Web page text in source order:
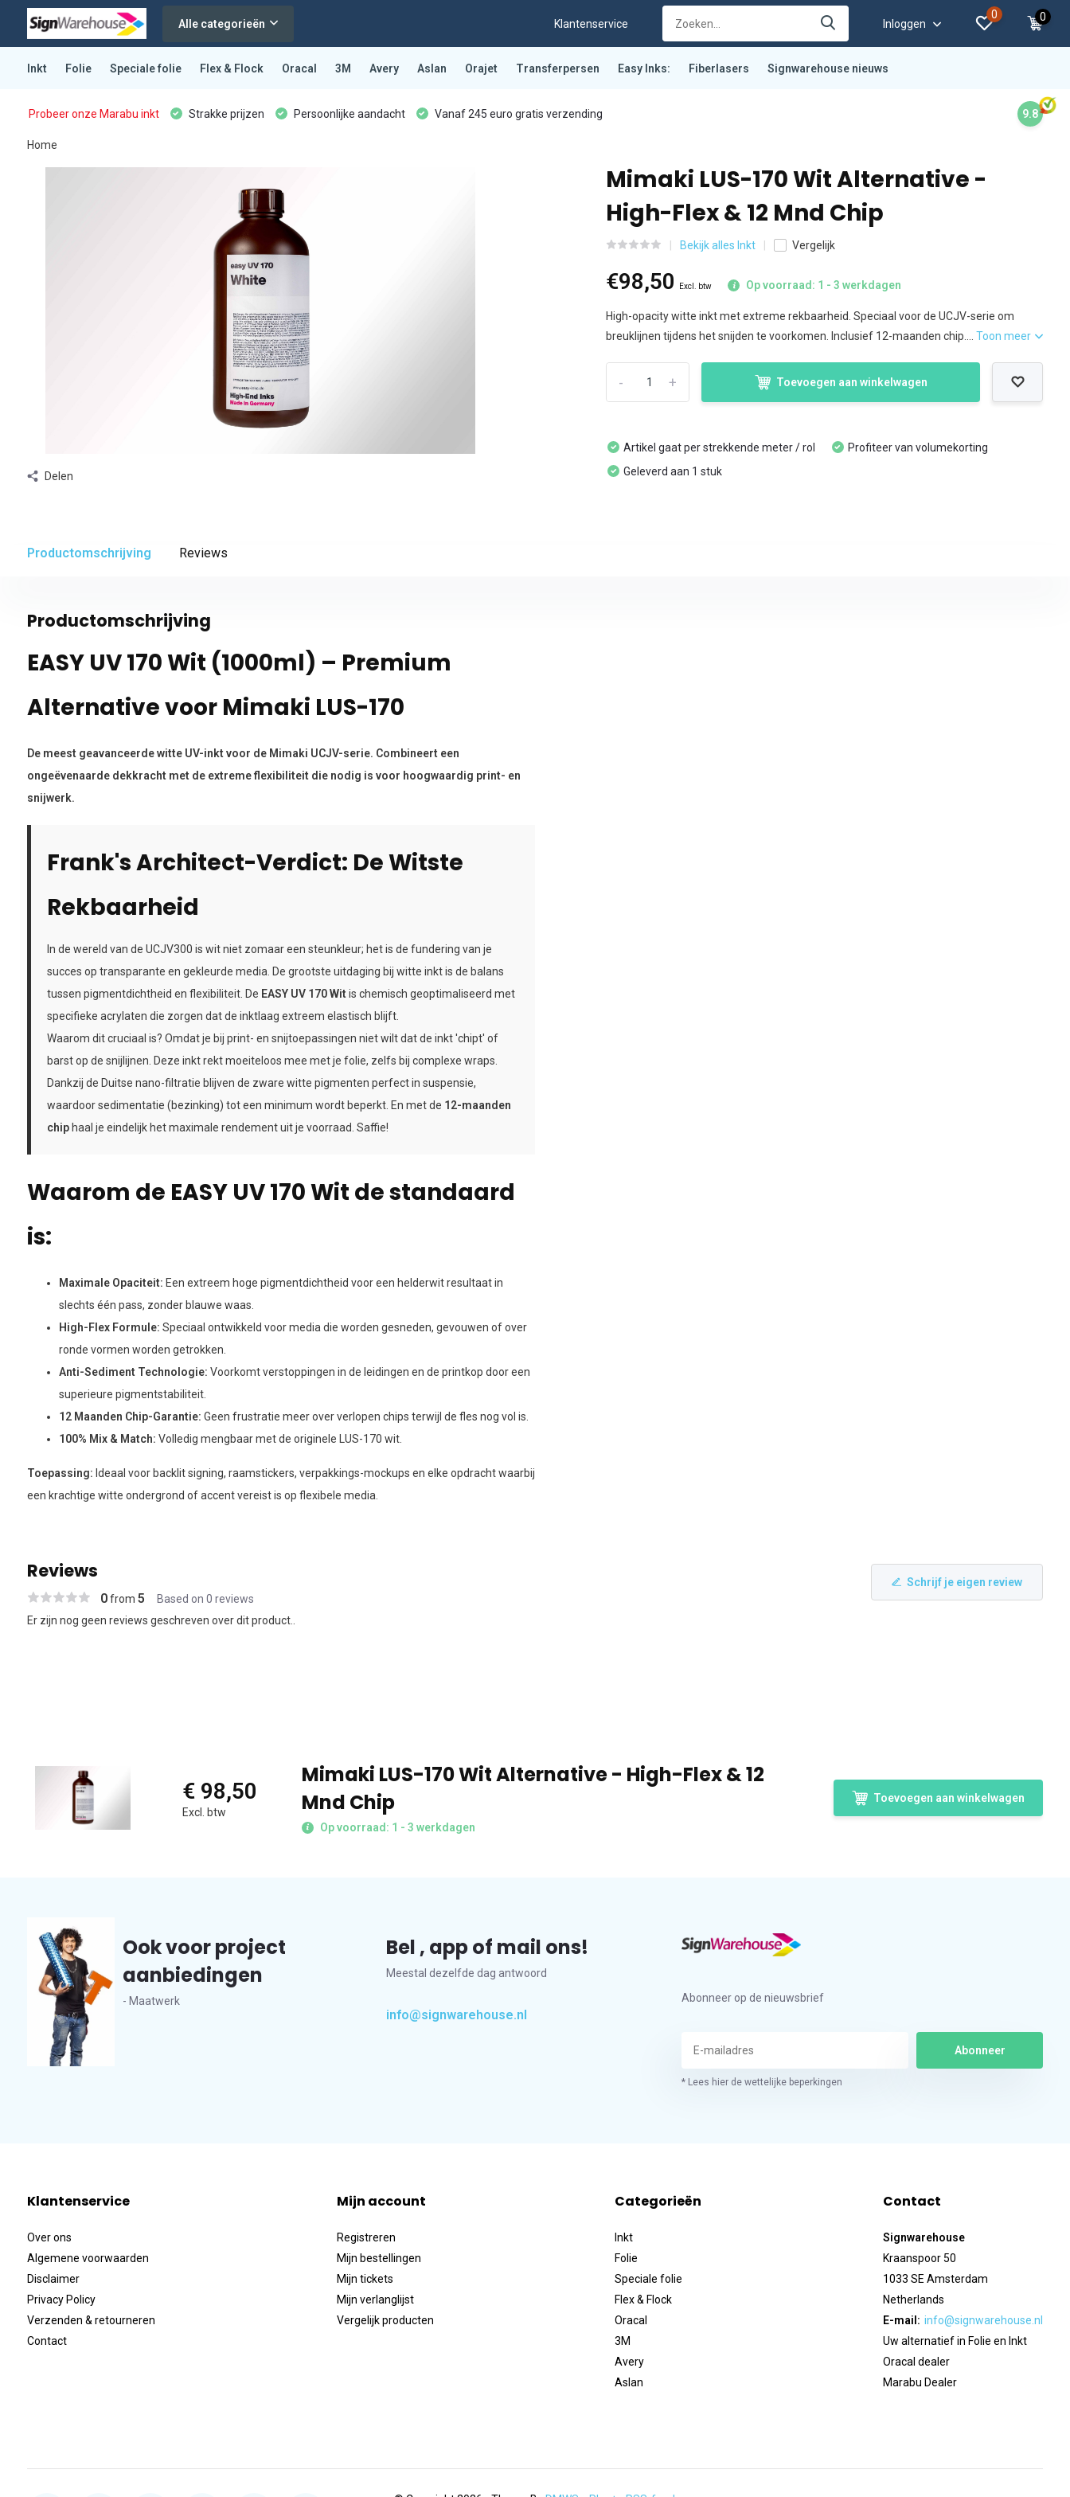
Alle categorieën Klantenservice Inloggen
0 0
Inkt Folie Speciale folie Flex & Flock Oracal 3M Avery Aslan Orajet Transferpersen Easy Inks: Fiberlasers Signwarehouse nieuws
Probeer onze Marabu inkt Strakke prijzen Persoonlijke aandacht Vanaf 245 euro gratis verzending 9.8
Home
Delen
Mimaki LUS-170 Wit Alternative -
High-Flex & 12 Mnd Chip
Bekijk alles Inkt Vergelijk
€98,50 Excl. btw Op voorraad: 1 - 3 werkdagen
High-opacity witte inkt met extreme rekbaarheid. Speciaal voor de UCJV-serie om
breuklijnen tijdens het snijden te voorkomen. Inclusief 12-maanden chip....Toon meer
+
- Toevoegen aan winkelwagen
Artikel gaat per strekkende meter / rol
Geleverd aan 1 stuk
Profiteer van volumekorting
Productomschrijving Reviews
Productomschrijving
EASY UV 170 Wit (1000ml) – Premium
Alternative voor Mimaki LUS-170
De meest geavanceerde witte UV-inkt voor de Mimaki UCJV-serie. Combineert een
ongeëvenaarde dekkracht met de extreme flexibiliteit die nodig is voor hoogwaardig print- en
snijwerk.
Frank's Architect-Verdict: De Witste
Rekbaarheid
In de wereld van de UCJV300 is wit niet zomaar een steunkleur; het is de fundering van je
succes op transparante en gekleurde media. De grootste uitdaging bij witte inkt is de balans
tussen pigmentdichtheid en flexibiliteit. De EASY UV 170 Wit is chemisch geoptimaliseerd met
specifieke acrylaten die zorgen dat de inktlaag extreem elastisch blijft.
Waarom dit cruciaal is? Omdat je bij print- en snijtoepassingen niet wilt dat de inkt 'chipt' of
barst op de snijlijnen. Deze inkt rekt moeiteloos mee met je folie, zelfs bij complexe wraps.
Dankzij de Duitse nano-filtratie blijven de zware witte pigmenten perfect in suspensie,
waardoor sedimentatie (bezinking) tot een minimum wordt beperkt. En met de 12-maanden
chiphaal je eindelijk het maximale rendement uit je voorraad. Saffie!
Waarom de EASY UV 170 Wit de standaard
is:
Maximale Opaciteit: Een extreem hoge pigmentdichtheid voor een helderwit resultaat in
slechts één pass, zonder blauwe waas.
High-Flex Formule: Speciaal ontwikkeld voor media die worden gesneden, gevouwen of over
ronde vormen worden getrokken.
Anti-Sediment Technologie: Voorkomt verstoppingen in de leidingen en de printkop door een
superieure pigmentstabiliteit.
12 Maanden Chip-Garantie: Geen frustratie meer over verlopen chips terwijl de fles nog vol is.
100% Mix & Match: Volledig mengbaar met de originele LUS-170 wit.
Toepassing: Ideaal voor backlit signing, raamstickers, verpakkings-mockups en elke opdracht waarbij
een krachtige witte ondergrond of accent vereist is op flexibele media.
Reviews
0from 5 Based on 0 reviews
Schrijf je eigen review
Er zijn nog geen reviews geschreven over dit product..
€ 98,50
Excl. btw
Mimaki LUS-170 Wit Alternative - High-Flex & 12
Mnd Chip
Op voorraad: 1 - 3 werkdagen
Toevoegen aan winkelwagen
Ook voor project
aanbiedingen
- Maatwerk
Bel , app of mail ons!
Meestal dezelfde dag antwoord
info@signwarehouse.nl
Abonneer op de nieuwsbrief
Abonneer
* Lees hier de wettelijke beperkingen
Klantenservice
Over ons
Algemene voorwaarden
Disclaimer
Privacy Policy
Verzenden & retourneren
Contact
Mijn account
Registreren
Mijn bestellingen
Mijn tickets
Mijn verlanglijst
Vergelijk producten
Categorieën
Inkt
Folie
Speciale folie
Flex & Flock
Oracal
3M
Avery
Aslan
Contact
Signwarehouse
Kraanspoor 50
1033 SE Amsterdam
Netherlands
E-mail: info@signwarehouse.nl
Uw alternatief in Folie en Inkt
Oracal dealer
Marabu Dealer